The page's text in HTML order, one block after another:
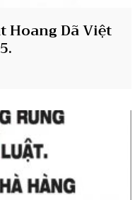
Hoang Dã Việt